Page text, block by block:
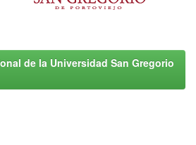
de la Universidad San Gregorio